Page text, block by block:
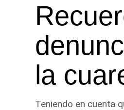
la
Teniendo en cuenta